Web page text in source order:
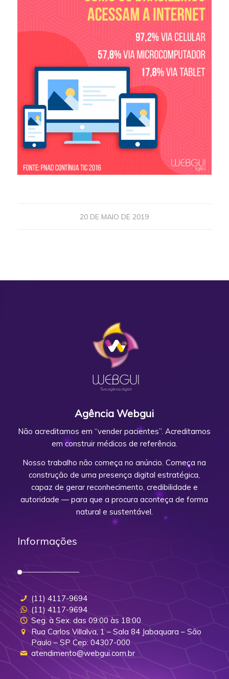
20 DE MAIO DE 2019
Agência Webgui
Não acreditamos em “vender pacientes”. Acreditamos
em construir médicos de referência.
Nosso trabalho não começa no anúncio. Começa na
construção de uma presença digital estratégica,
capaz de gerar reconhecimento, credibilidade e
autoridade — para que a procura aconteça de forma
natural e sustentável.
Informações
(11) 4117-9694
(11) 4117-9694
Seg. à Sex. das 09:00 às 18:00
Rua Carlos Villalva, 1 – Sala 84 Jabaquara – São
Paulo – SP Cep: 04307-000
atendimento@webgui.com.br